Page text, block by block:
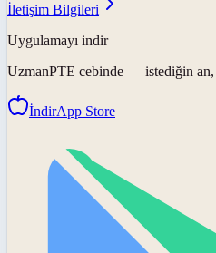
İletişim Bilgileri
Uygulamayı indir
UzmanPTE cebinde — istediğin an,
İndirApp Store